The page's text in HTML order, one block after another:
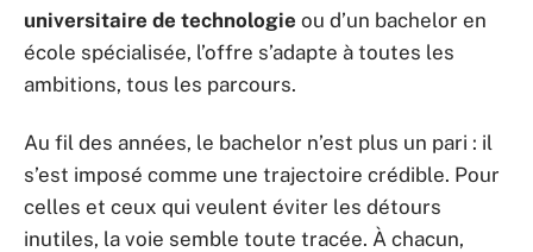
universitaire de technologie ou d’un bachelor en
école spécialisée, l’offre s’adapte à toutes les
ambitions, tous les parcours.
Au fil des années, le bachelor n’est plus un pari : il
s’est imposé comme une trajectoire crédible. Pour
celles et ceux qui veulent éviter les détours
inutiles, la voie semble toute tracée. À chacun,